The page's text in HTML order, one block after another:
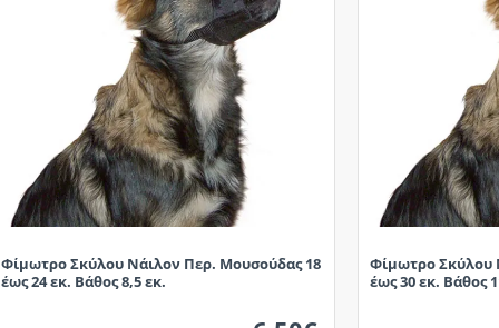
Φίμωτρο Σκύλου Νάιλον Περ. Μουσούδας 18
έως 24 εκ. Βάθος 8,5 εκ.
Φίμωτρο Σκύλου
έως 30 εκ. Βάθος